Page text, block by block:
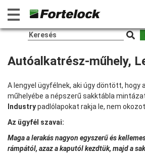
Autóalkatrész-műhely,
A lengyel ügyfélnek, aki úgy döntött, hogy
műhelyébe a népszerű sakktábla
Industrypadlólapokat rakja le, nem
Az ügyfél szavai:
Maga a lerakás nagyon egyszerű és
rámpától, azaz a kaputól kezdtük, majd a